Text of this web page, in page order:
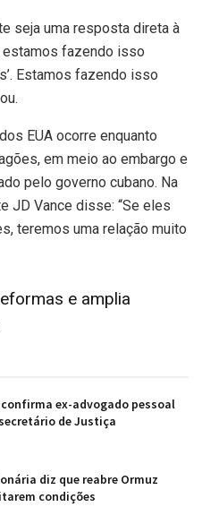
seja uma resposta direta à
estamos fazendo isso
Estamos fazendo isso
EUA ocorre enquanto
em meio ao embargo e
pelo governo cubano. Na
JD Vance disse: “Se eles
teremos uma relação muito
e amplia
confirma ex-advogado pessoal
de Justiça
diz que reabre Ormuz
condições